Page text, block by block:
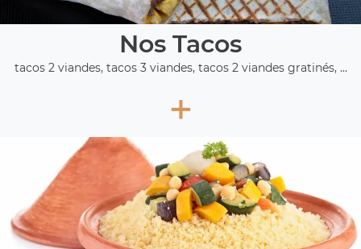
Nos Tacos
tacos 2 viandes, tacos 3 viandes, tacos 2 viandes gratinés, ...
+